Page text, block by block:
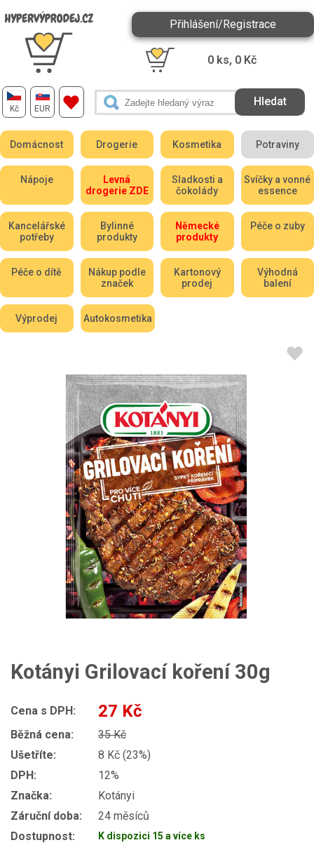
Kč EUR
Přihlášení/Registrace
0 ks, 0 Kč
Domácnost Drogerie Kosmetika Potraviny
Nápoje
Levná
drogerie ZDE
Sladkosti a
čokolády
Svíčky a vonné
essence
Kancelářské
potřeby
Bylinné
produkty
Německé
produkty
Péče o zuby
Péče o dítě
Nákup podle
značek
Kartonový
prodej
Výhodná
balení
Výprodej Autokosmetika
Kotányi Grilovací koření 30g
Cena s DPH: 27 Kč
Běžná cena:
35 Kč
Ušetříte:
8 Kč (23%)
DPH:
12%
Značka:
Kotányi
Záruční doba:
24 měsíců
Dostupnost:
K dispozici 15 a více ks